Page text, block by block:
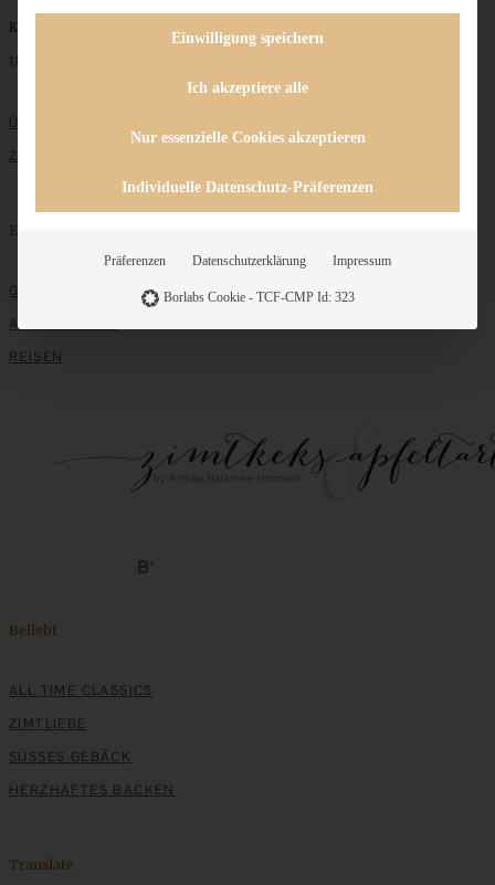
Keine Beiträge gefunden
Unternehmen
ÜBER MICH
ZUSAMMENARBEIT
Entdecken
GRUNDLAGEN
ALLE REZEPTE
REISEN
Beliebt
ALL TIME CLASSICS
ZIMTLIEBE
SÜSSES GEBÄCK
HERZHAFTES BACKEN
Translate
Einwilligung speichern
Ich akzeptiere alle
Nur essenzielle Cookies akzeptieren
Individuelle Datenschutz-Präferenzen
Präferenzen Datenschutzerklärung Impressum
Borlabs Cookie - TCF-CMP Id: 323